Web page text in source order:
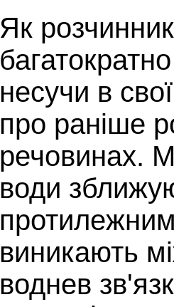
Як
несучи в
про раніше
речовинах.
води
виникають
воднев